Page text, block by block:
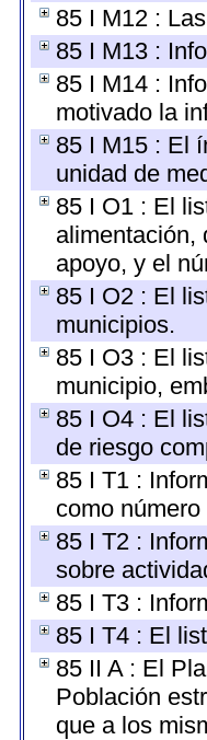
85 I M12 :
85 I M13 :
85 I M14 :
motivado la
85 I M15 : El
unidad de
85 I O1 : El
alimentación,
apoyo, y el
85 I O2 : El
municipios.
85 I O3 : El
municipio,
85 I O4 : El
de riesgo
85 I T1 :
como
85 I T2 :
sobre
85 I T3 :
85 I T4 : El
85 II A : El
Población
que a los